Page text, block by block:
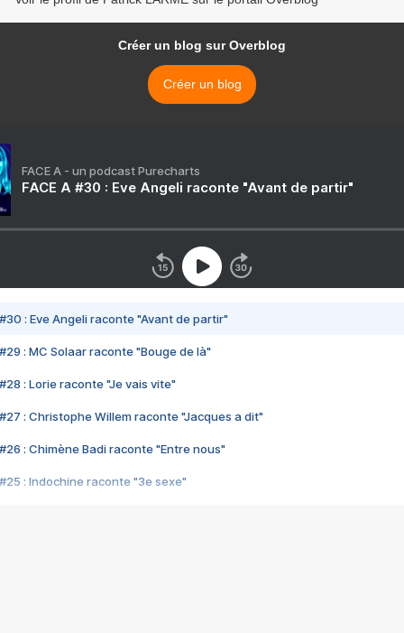
Créer un blog sur Overblog
Créer un blog
FACE A - un podcast Purecharts
FACE A #30 : Eve Angeli raconte "Avant de partir"
#30 : Eve Angeli raconte "Avant de partir"
#29 : MC Solaar raconte "Bouge de là"
#28 : Lorie raconte "Je vais vite"
#27 : Christophe Willem raconte "Jacques a dit"
#26 : Chimène Badi raconte "Entre nous"
#25 : Indochine raconte "3e sexe"